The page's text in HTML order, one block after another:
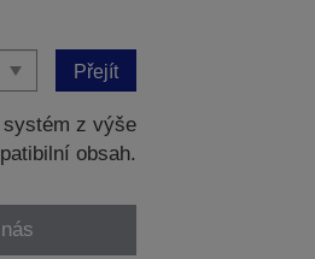
Přejít
systém z výše
obsah.